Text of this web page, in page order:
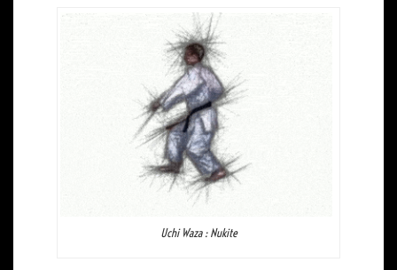
Uchi Waza : Nukite